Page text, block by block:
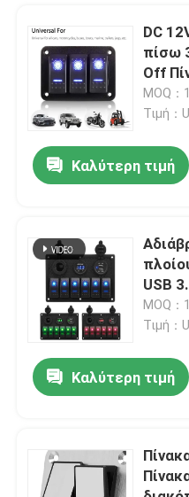
Προϊόντα
Σχετικά με εμάς
Γύρος εργοστασίων
επαφή
Ζητήστε ένα
Λύσεις φορτιστών της
Φορητοί φορτιστές της
DC
πίσω
Off
MOQ：
Τιμή：
Καλύτερη τιμή
USB
Light
MOQ：
Τιμή：
Καλύτερη τιμή